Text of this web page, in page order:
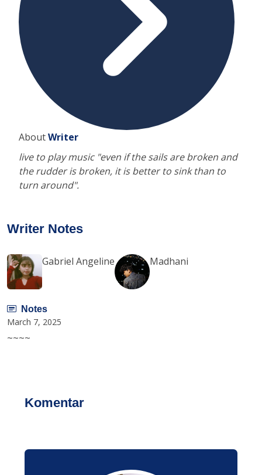
AboutWriter
live to play music "even if the sails are broken and
the rudder is broken, it is better to sink than to
turn around".
Writer Notes
Gabriel Angeline Madhani
Notes
March 7, 2025
~~~~
Komentar